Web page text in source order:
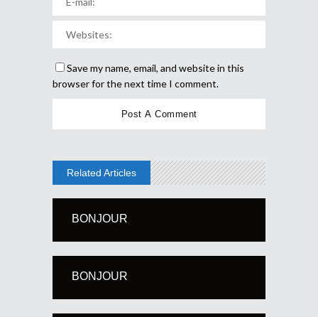
Save my name, email, and website in this
browser for the next time I comment.
Related Articles
BONJOUR
BONJOUR